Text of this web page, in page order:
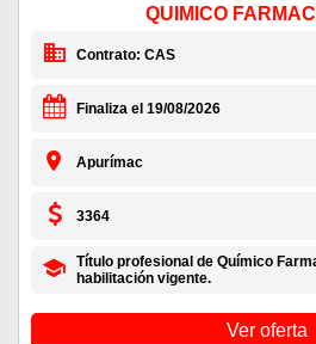
QUIMICO
Contrato: CAS
Finaliza el 19/08/2026
Apurímac
3364
Título profesional de Químico
habilitación vigente.
Ver oferta